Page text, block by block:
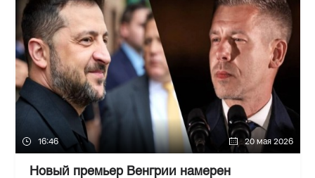
16:46 20 мая 2026
Новый премьер Венгрии намерен